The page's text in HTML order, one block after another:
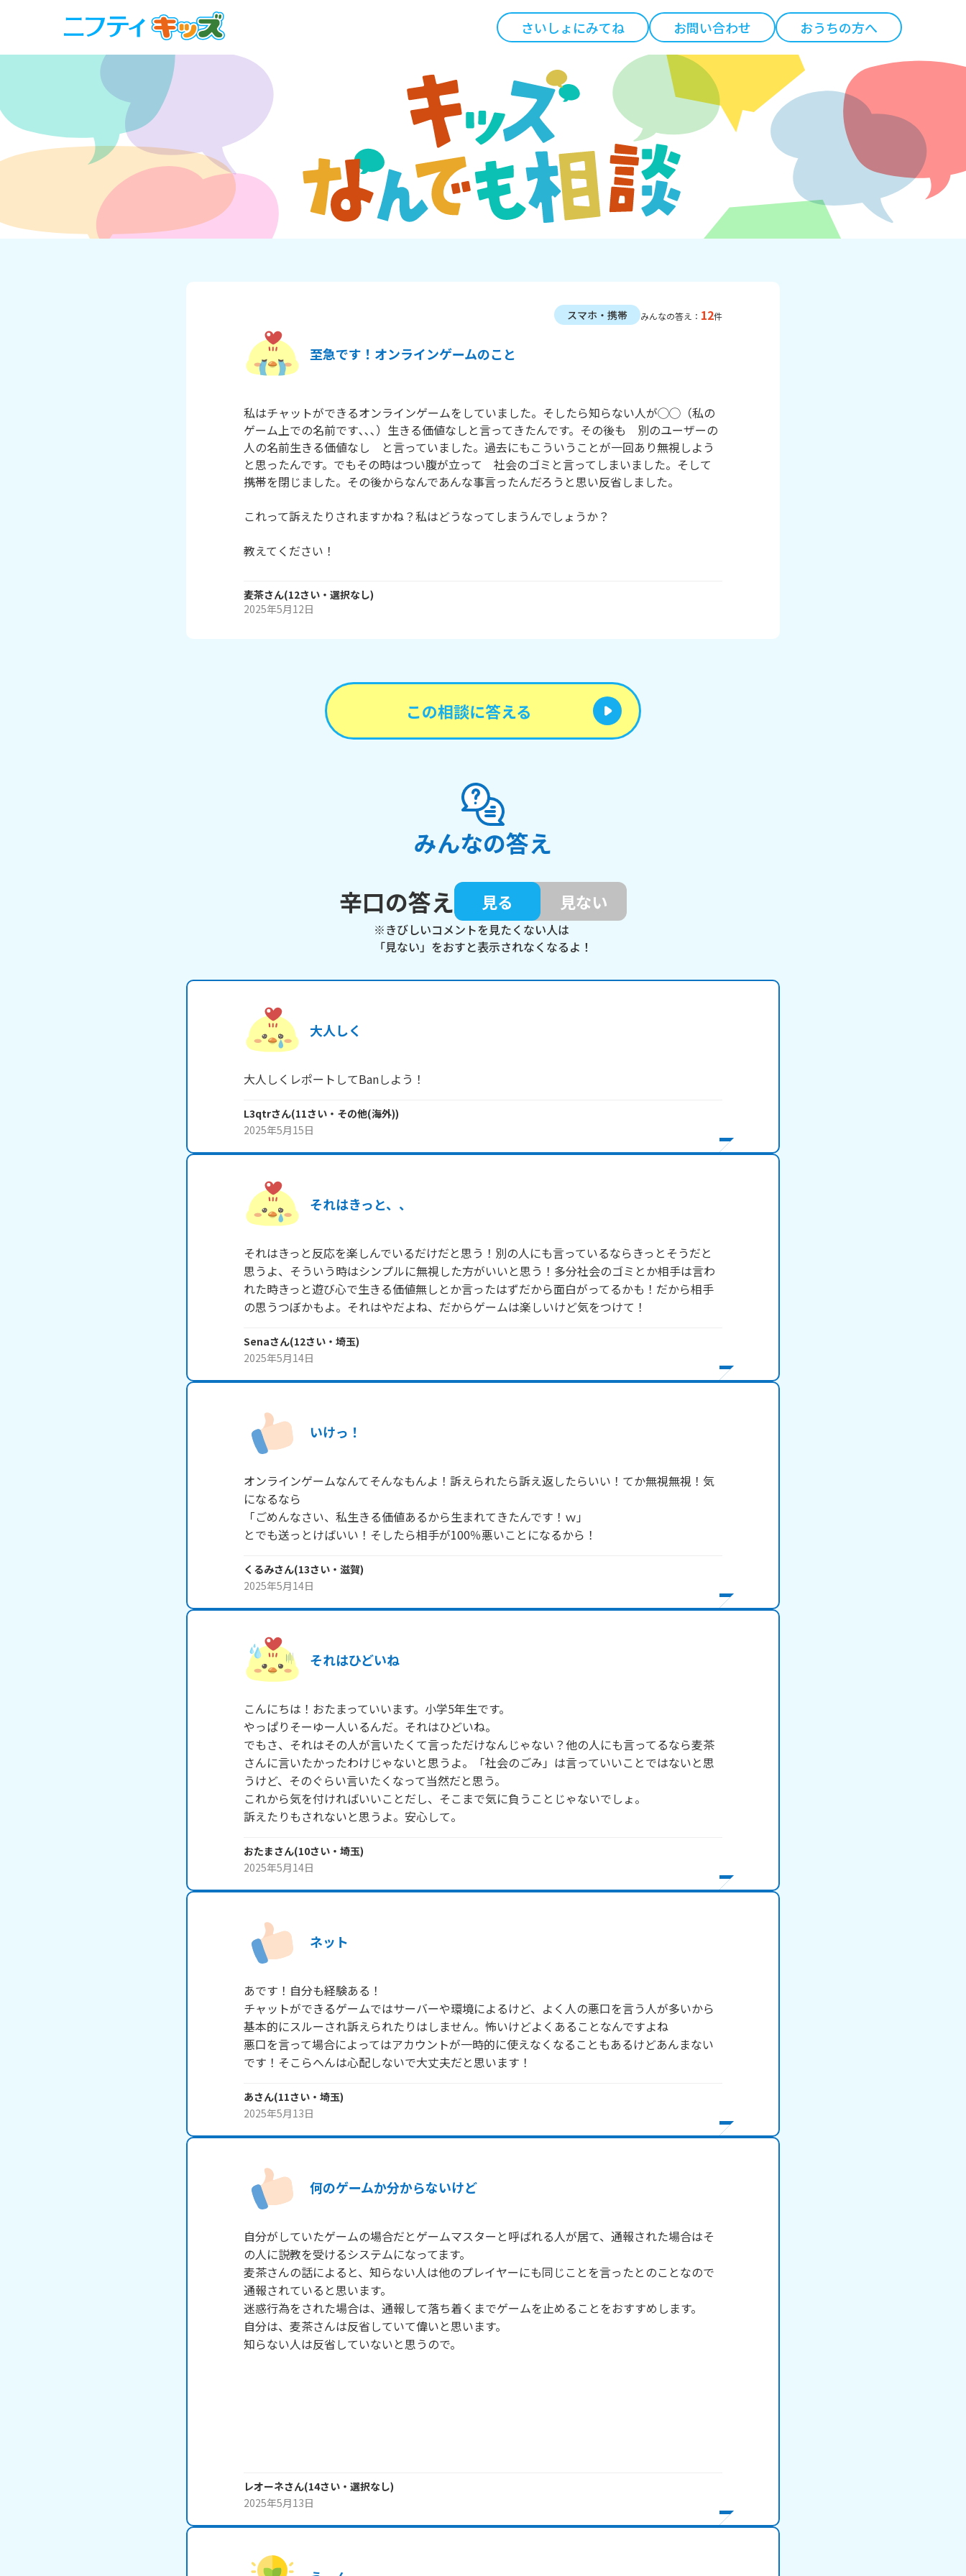
さいしょにみてね お問い合わせ おうちの方へ
スマホ・携帯 みんなの答え： 12件
至急です！オンラインゲームのこと
私はチャットができるオンラインゲームをしていました。そしたら知らない人が◯◯（私の
ゲーム上での名前です､､､）生きる価値なしと言ってきたんです。その後も　別のユーザーの
人の名前生きる価値なし　と言っていました。過去にもこういうことが一回あり無視しよう
と思ったんです。でもその時はつい腹が立って　社会のゴミと言ってしまいました。そして
携帯を閉じました。その後からなんであんな事言ったんだろうと思い反省しました。
これって訴えたりされますかね？私はどうなってしまうんでしょうか？
教えてください！
麦茶さん(12さい・ 選択なし)
2025年5月12日
この相談に答える
みんなの答え
辛口の答え
見る 見ない
※きびしいコメントを見たくない人は
「見ない」をおすと表示されなくなるよ！
大人しく
大人しくレポートしてBanしよう！
L3qtrさん(11さい・ その他(海外))
2025年5月15日
それはきっと、、
それはきっと反応を楽しんでいるだけだと思う！別の人にも言っているならきっとそうだと
思うよ、そういう時はシンプルに無視した方がいいと思う！多分社会のゴミとか相手は言わ
れた時きっと遊び心で生きる価値無しとか言ったはずだから面白がってるかも！だから相手
の思うつぼかもよ。それはやだよね、だからゲームは楽しいけど気をつけて！
Senaさん(12さい・ 埼玉)
2025年5月14日
いけっ！
オンラインゲームなんてそんなもんよ！訴えられたら訴え返したらいい！てか無視無視！気
になるなら
「ごめんなさい、私生きる価値あるから生まれてきたんです！ｗ」
とでも送っとけばいい！そしたら相手が100％悪いことになるから！
くるみさん(13さい・ 滋賀)
2025年5月14日
それはひどいね
こんにちは！おたまっていいます。小学5年生です。
やっぱりそーゆー人いるんだ。それはひどいね。
でもさ、それはその人が言いたくて言っただけなんじゃない？他の人にも言ってるなら麦茶
さんに言いたかったわけじゃないと思うよ。「社会のごみ」は言っていいことではないと思
うけど、そのぐらい言いたくなって当然だと思う。
これから気を付ければいいことだし、そこまで気に負うことじゃないでしょ。
訴えたりもされないと思うよ。安心して。
おたまさん(10さい・ 埼玉)
2025年5月14日
ネット
あです！自分も経験ある！
チャットができるゲームではサーバーや環境によるけど、よく人の悪口を言う人が多いから
基本的にスルーされ訴えられたりはしません。怖いけどよくあることなんですよね
悪口を言って場合によってはアカウントが一時的に使えなくなることもあるけどあんまない
です！そこらへんは心配しないで大丈夫だと思います！
あさん(11さい・ 埼玉)
2025年5月13日
何のゲームか分からないけど
自分がしていたゲームの場合だとゲームマスターと呼ばれる人が居て、通報された場合はそ
の人に説教を受けるシステムになってます。
麦茶さんの話によると、知らない人は他のプレイヤーにも同じことを言ったとのことなので
通報されていると思います。
迷惑行為をされた場合は、通報して落ち着くまでゲームを止めることをおすすめします。
自分は、麦茶さんは反省していて偉いと思います。
知らない人は反省していないと思うので。
レオーネさん(14さい・ 選択なし)
2025年5月13日